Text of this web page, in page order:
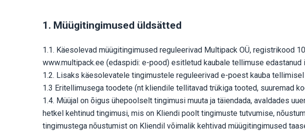
1. Müügitingimused üldsätted
1.1. Käesolevad müügitingimused reguleerivad Multipack OÜ, registrikood
www.multipack.ee (edaspidi: e-pood) esitletud kaubale tellimuse
1.2. Lisaks käesolevatele tingimustele reguleerivad e-poest kauba
1.3 Eritellimusega toodete (nt kliendile tellitavad trükiga tooted, suuremad
1.4. Müüjal on õigus ühepoolselt tingimusi muuta ja täiendada, avaldades
hetkel kehtinud tingimusi, mis on Kliendi poolt tingimuste tutvumise,
tingimustega nõustumist on Kliendil võimalik kehtivad müügitingimused